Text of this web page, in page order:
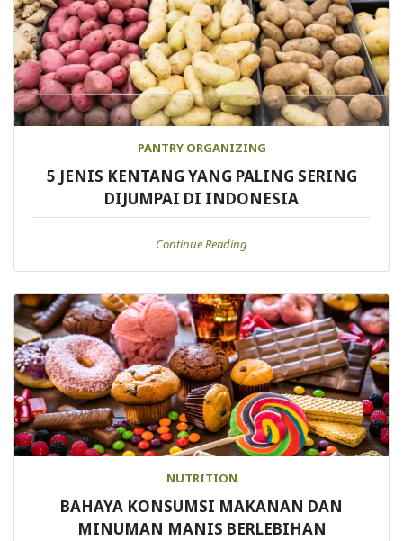
PANTRY ORGANIZING
5 JENIS KENTANG YANG PALING SERING
DIJUMPAI DI INDONESIA
Continue Reading
NUTRITION
BAHAYA KONSUMSI MAKANAN DAN
MINUMAN MANIS BERLEBIHAN